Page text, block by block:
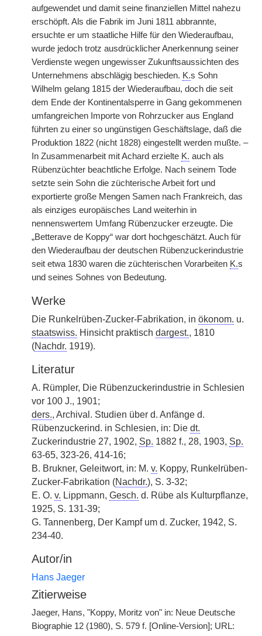
aufgewendet und damit seine finanziellen Mittel nahezu
erschöpft. Als die Fabrik im Juni 1811 abbrannte,
ersuchte er um staatliche Hilfe für den Wiederaufbau,
wurde jedoch trotz ausdrücklicher Anerkennung seiner
Verdienste wegen ungewisser Zukunftsaussichten des
Unternehmens abschlägig beschieden. K.s Sohn
Wilhelm gelang 1815 der Wiederaufbau, doch die seit
dem Ende der Kontinentalsperre in Gang gekommenen
umfangreichen Importe von Rohrzucker aus England
führten zu einer so ungünstigen Geschäftslage, daß die
Produktion 1822 (nicht 1828) eingestellt werden mußte. –
In Zusammenarbeit mit Achard erzielte K. auch als
Rübenzüchter beachtliche Erfolge. Nach seinem Tode
setzte sein Sohn die züchterische Arbeit fort und
exportierte große Mengen Samen nach Frankreich, das
als einziges europäisches Land weiterhin in
nennenswertem Umfang Rübenzucker erzeugte. Die
„Betterave de Koppy“ war dort hochgeschätzt. Auch für
den Wiederaufbau der deutschen Rübenzuckerindustrie
seit etwa 1830 waren die züchterischen Vorarbeiten K.s
und seines Sohnes von Bedeutung.
Werke
Die Runkelrüben-Zucker-Fabrikation, in ökonom. u.
staatswiss. Hinsicht praktisch dargest., 1810
(Nachdr. 1919).
Literatur
A. Rümpler, Die Rübenzuckerindustrie in Schlesien
vor 100 J., 1901;
ders., Archival. Studien über d. Anfänge d.
Rübenzuckerind. in Schlesien, in: Die dt.
Zuckerindustrie 27, 1902, Sp. 1882 f., 28, 1903, Sp.
63-65, 323-26, 414-16;
B. Brukner, Geleitwort, in: M. v. Koppy, Runkelrüben-
Zucker-Fabrikation (Nachdr.), S. 3-32;
E. O. v. Lippmann, Gesch. d. Rübe als Kulturpflanze,
1925, S. 131-39;
G. Tannenberg, Der Kampf um d. Zucker, 1942, S.
234-40.
Autor/in
Hans Jaeger
Zitierweise
Jaeger, Hans, "Koppy, Moritz von" in: Neue Deutsche
Biographie 12 (1980), S. 579 f. [Online-Version]; URL: